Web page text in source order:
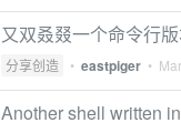
又双叒叕一个命令行
分享创造 • eastpiger •
Another shell written